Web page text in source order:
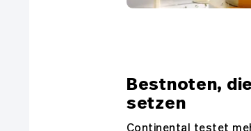
Bestnoten,
setzen